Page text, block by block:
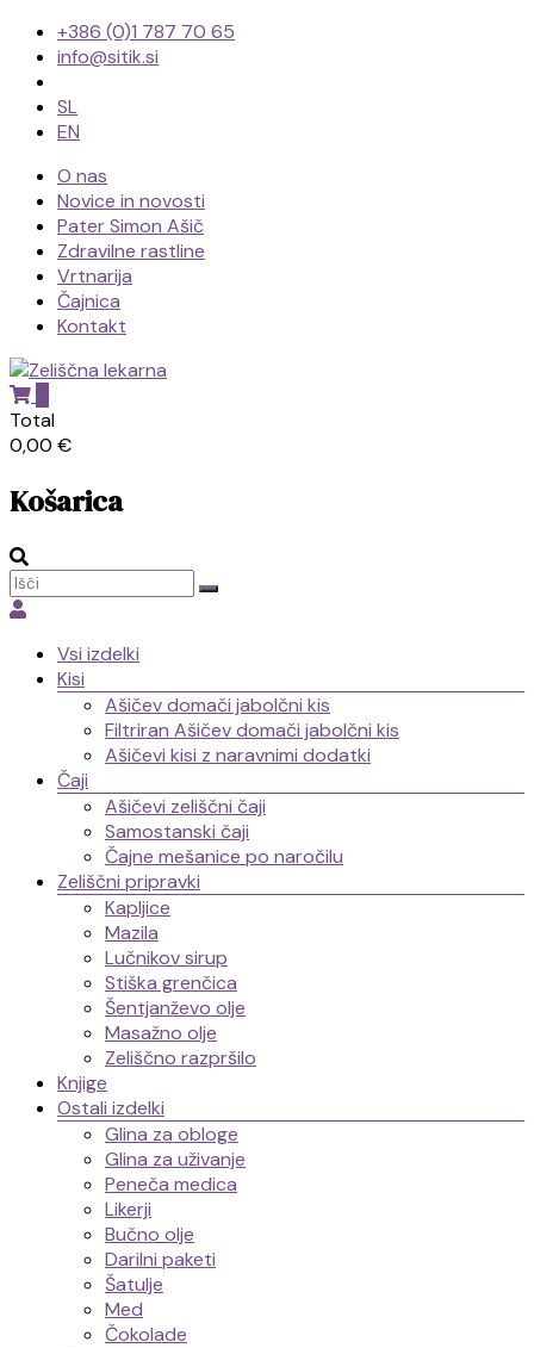
+386 (0)1 787 70 65
info@sitik.si
SL
EN
O nas
Novice in novosti
Pater Simon Ašič
Zdravilne rastline
Vrtnarija
Čajnica
Kontakt
Zeliščna
lekarna
patra
Ašiča
Total
0,00 €
Košarica
Meni Vsi izdelki
Kisi
Ašičev domači jabolčni kis
Filtriran Ašičev domači jabolčni kis
Ašičevi kisi z naravnimi dodatki
Čaji
Ašičevi zeliščni čaji
Samostanski čaji
Čajne mešanice po naročilu
Zeliščni pripravki
Kapljice
Mazila
Lučnikov sirup
Stiška grenčica
Šentjanževo olje
Masažno olje
Zeliščno razpršilo
Knjige
Ostali izdelki
Glina za obloge
Glina za uživanje
Peneča medica
Likerji
Bučno olje
Darilni paketi
Šatulje
Med
Čokolade